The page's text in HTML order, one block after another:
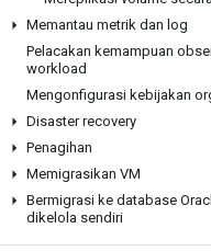
Memantau metrik dan log
Pelacakan kemampuan
workload
Mengonfigurasi kebijakan
Disaster recovery
Penagihan
Memigrasikan VM
Bermigrasi ke database
dikelola sendiri